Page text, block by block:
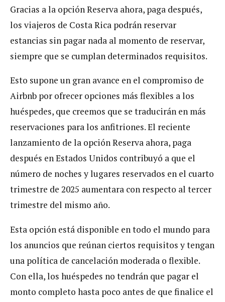
Gracias a la opción Reserva ahora, paga después,
los viajeros de Costa Rica podrán reservar
estancias sin pagar nada al momento de reservar,
siempre que se cumplan determinados requisitos.
Esto supone un gran avance en el compromiso de
Airbnb por ofrecer opciones más flexibles a los
huéspedes, que creemos que se traducirán en más
reservaciones para los anfitriones. El reciente
lanzamiento de la opción Reserva ahora, paga
después en Estados Unidos contribuyó a que el
número de noches y lugares reservados en el cuarto
trimestre de 2025 aumentara con respecto al tercer
trimestre del mismo año.
Esta opción está disponible en todo el mundo para
los anuncios que reúnan ciertos requisitos y tengan
una política de cancelación moderada o flexible.
Con ella, los huéspedes no tendrán que pagar el
monto completo hasta poco antes de que finalice el